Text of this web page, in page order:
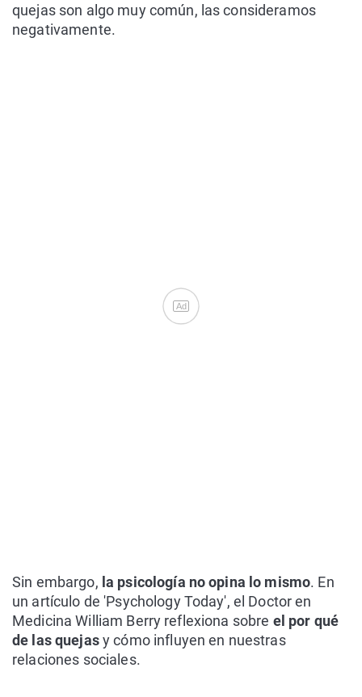
quejas son algo muy común, las consideramos
negativamente.
Ad
Sin embargo, la psicología no opina lo mismo. En
un artículo de 'Psychology Today', el Doctor en
Medicina William Berry reflexiona sobre el por qué
de las quejasy cómo influyen en nuestras
relaciones sociales.